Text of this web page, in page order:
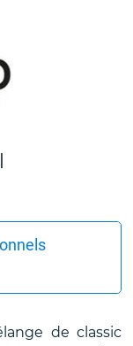
de classic